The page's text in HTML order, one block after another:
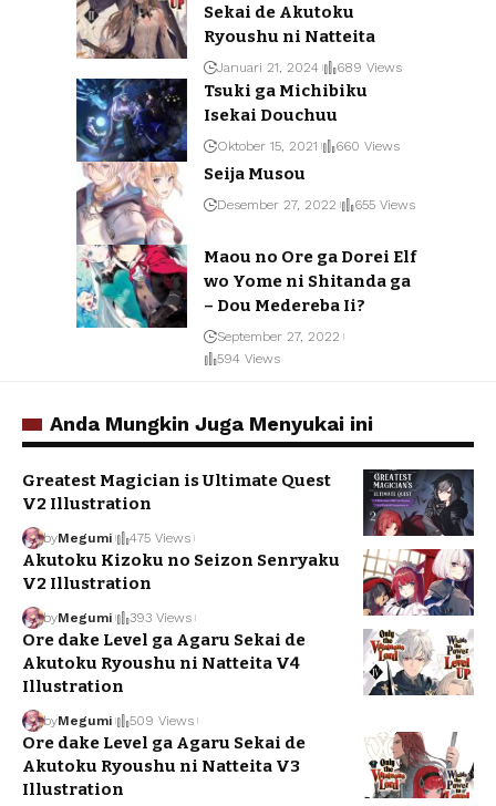
Sekai de Akutoku
Ryoushu ni Natteita
Januari 21, 2024 689 Views
Tsuki ga Michibiku
Isekai Douchuu
Oktober 15, 2021 660 Views
Seija Musou
Desember 27, 2022 655 Views
Maou no Ore ga Dorei Elf
wo Yome ni Shitanda ga
– Dou Medereba Ii?
September 27, 2022
594 Views
Anda Mungkin Juga Menyukai ini
Greatest Magician is Ultimate Quest
V2 Illustration
byMegumi 475 Views
Akutoku Kizoku no Seizon Senryaku
V2 Illustration
byMegumi 393 Views
Ore dake Level ga Agaru Sekai de
Akutoku Ryoushu ni Natteita V4
Illustration
byMegumi 509 Views
Ore dake Level ga Agaru Sekai de
Akutoku Ryoushu ni Natteita V3
Illustration